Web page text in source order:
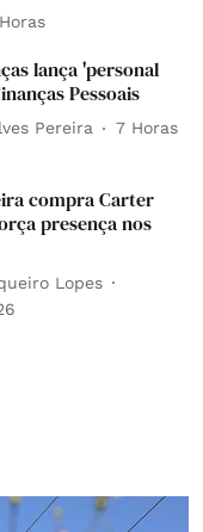
lança 'personal
Pessoais
Pereira 7 Horas
compra Carter
presença nos
Lopes